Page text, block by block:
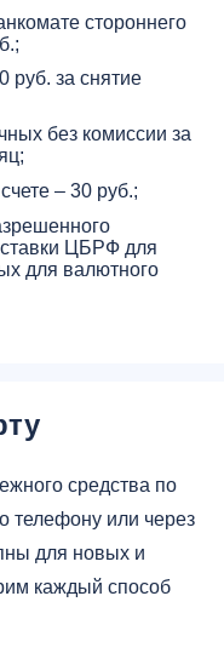
стороннего
руб. за снятие
без комиссии за
– 30 руб.;
ЦБРФ для
для валютного
средства по
телефону или через
для новых и
каждый способ